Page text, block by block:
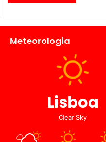
Meteorologia
Lisboa
Clear Sky